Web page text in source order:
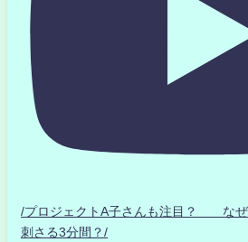
/プロジェクトA子さんも注目？ なぜ
刺さる3分間？/